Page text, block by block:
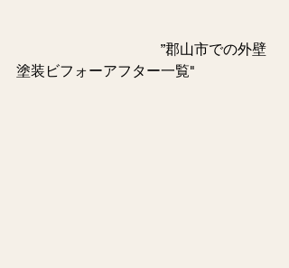
”郡山市での外壁
塗装ビフォーアフター一覧"